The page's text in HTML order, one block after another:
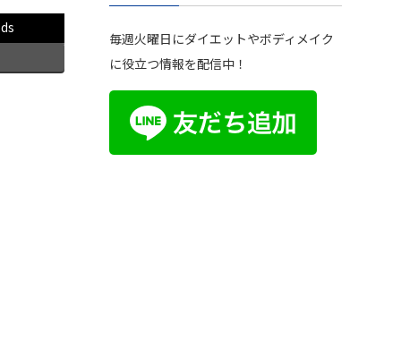
毎週火曜日にダイエットやボディメイク
に役立つ情報を配信中！